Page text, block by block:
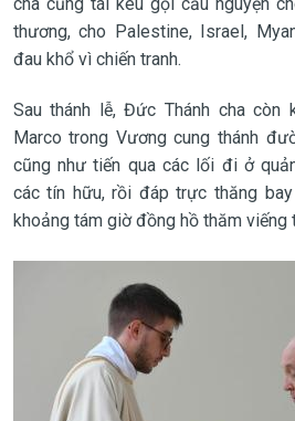
thương, cho Palestine, Israel,
đau khổ vì chiến tranh.
Sau thánh lễ, Đức Thánh cha còn
Marco trong Vương cung thánh
cũng như tiến qua các lối đi ở
các tín hữu, rồi đáp trực thăng
khoảng tám giờ đồng hồ thăm viếng